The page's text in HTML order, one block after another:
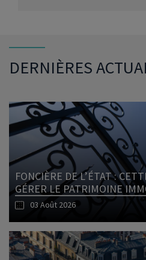
DERNIÈRES
FONCIÈRE DE L’ÉTAT :
GÉRER LE PATRIMOINE
03 Août 2026